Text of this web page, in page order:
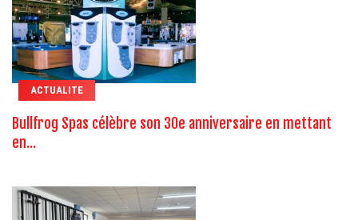
ACTUALITE
Bullfrog Spas célèbre son 30e anniversaire en mettant
en...